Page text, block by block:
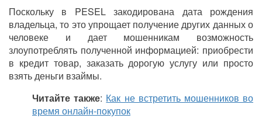
Поскольку в PESEL закодирована дата рождения
владельца, то это упрощает получение других данных о
человеке и дает мошенникам возможность
злоупотреблять полученной информацией: приобрести
в кредит товар, заказать дорогую услугу или просто
взять деньги взаймы.
Читайте также: Как не встретить мошенников во
время онлайн-покупок